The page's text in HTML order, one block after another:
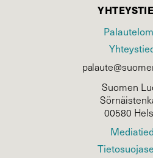
Suomen
00580